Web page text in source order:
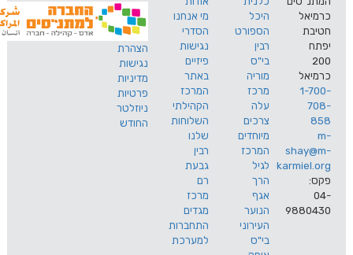
היכל
הספורט
רבין
בי"ס
מוריה
מרכז
עלה
צרכים
מיוחדים
המרכז
לגיל
הרך
אגף
הנוער
מי אנחנו
הסדרי
נגישות
פיזיים
באתר
המרכז
הקהילתי
השלוחות
שלנו
רבין
גבעת
רם
מרכז
מגדים
התחברות
למערכת
הצהרת
נגישות
מדיניות
פרטיות
ניוזלטר
החודש